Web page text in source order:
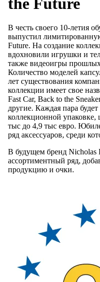
В честь своего 10-летия
выпустил
Future. На создание
вдохновили игрушки и
также видеоигры
Количество моделей
лет существования
коллекции имеет свое
Fast Car, Back to the
другие. Каждая пара
коллекционной
тыс до 4,9 тыс евро.
ряд аксессуаров, среди
В будущем бренд Nicholas
ассортиментный ряд,
продукцию и очки.